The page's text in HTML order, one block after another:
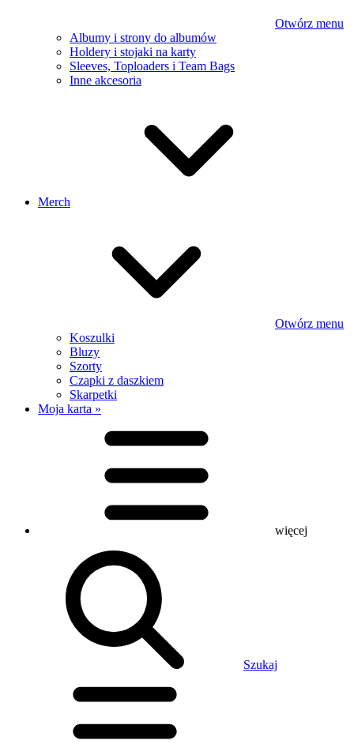
Otwórz menu
Albumy i strony do albumów
Holdery i stojaki na karty
Sleeves, Toploaders i Team Bags
Inne akcesoria
Merch
Otwórz menu
Koszulki
Bluzy
Szorty
Czapki z daszkiem
Skarpetki
Moja karta »
więcej
Szukaj